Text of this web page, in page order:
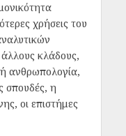
χρήσεις του
κλάδους,
ανθρωπολογία,
σπουδές, η
οι επιστήμες